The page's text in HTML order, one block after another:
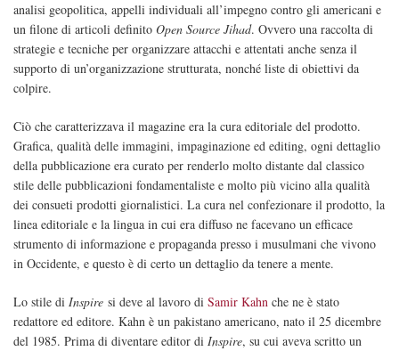
analisi geopolitica, appelli individuali all’impegno contro gli americani e
un filone di articoli definito Open Source Jihad. Ovvero una raccolta di
strategie e tecniche per organizzare attacchi e attentati anche senza il
supporto di un’organizzazione strutturata, nonché liste di obiettivi da
colpire.
Ciò che caratterizzava il magazine era la cura editoriale del prodotto.
Grafica, qualità delle immagini, impaginazione ed editing, ogni dettaglio
della pubblicazione era curato per renderlo molto distante dal classico
stile delle pubblicazioni fondamentaliste e molto più vicino alla qualità
dei consueti prodotti giornalistici. La cura nel confezionare il prodotto, la
linea editoriale e la lingua in cui era diffuso ne facevano un efficace
strumento di informazione e propaganda presso i musulmani che vivono
in Occidente, e questo è di certo un dettaglio da tenere a mente.
Lo stile di Inspire si deve al lavoro di Samir Kahn che ne è stato
redattore ed editore. Kahn è un pakistano americano, nato il 25 dicembre
del 1985. Prima di diventare editor di Inspire, su cui aveva scritto un